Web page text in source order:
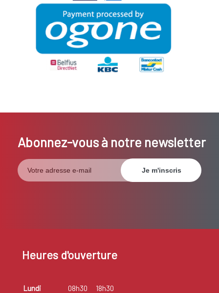
Abonnez-vous à notre newsletter
Heures d'ouverture
Lundi 08h30
18h30